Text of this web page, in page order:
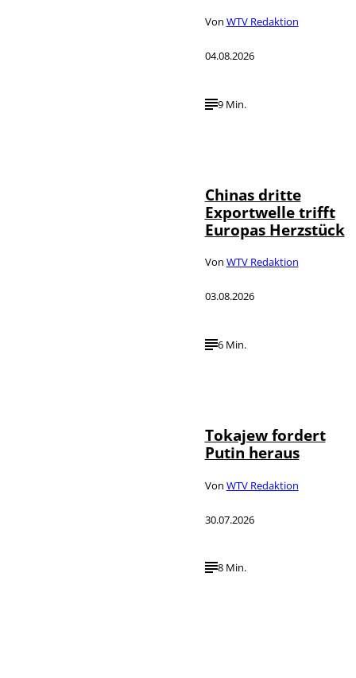
Von WTV Redaktion
04.08.2026
9 Min.
Chinas dritte
Exportwelle trifft
Europas Herzstück
Von WTV Redaktion
03.08.2026
6 Min.
Tokajew fordert
Putin heraus
Von WTV Redaktion
30.07.2026
8 Min.